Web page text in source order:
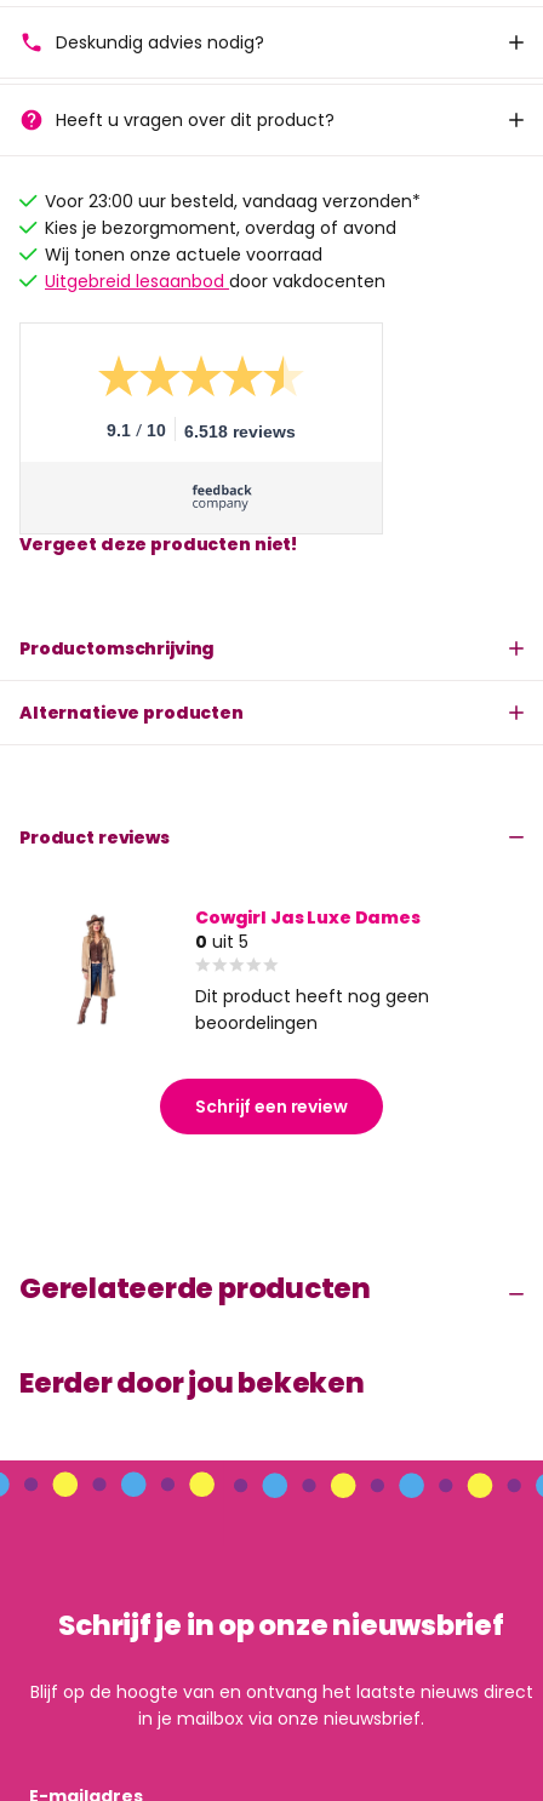
Deskundig advies nodig?
Heeft u vragen over dit product?
Voor 23:00 uur besteld, vandaag verzonden*
Kies je bezorgmoment, overdag of avond
Wij tonen onze actuele voorraad
Uitgebreid lesaanbod door vakdocenten
9.1 / 10 6.518 reviews
Vergeet deze producten niet!
Productomschrijving
Alternatieve producten
Product reviews
Cowgirl Jas Luxe Dames
0 uit 5
Dit product heeft nog geen
beoordelingen
Schrijf een review
Gerelateerde producten
Eerder door jou bekeken
Schrijf je in op onze nieuwsbrief
Blijf op de hoogte van en ontvang het laatste nieuws direct
in je mailbox via onze nieuwsbrief.
E-mailadres